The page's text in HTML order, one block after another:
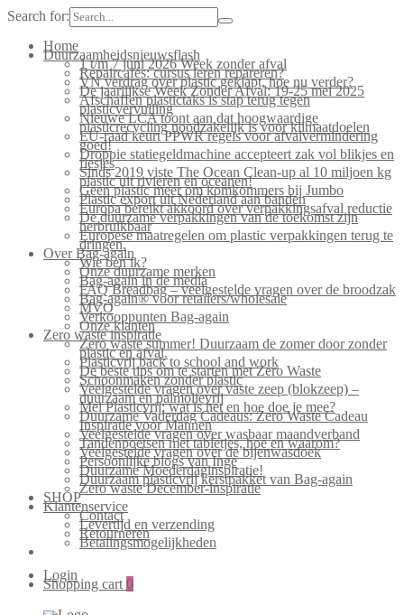
Search for:
Home
Duurzaamheidsnieuwsflash
1 t/m 7 juni 2026 Week zonder afval
Repaircafés: cursus leren repareren?
VN verdrag over plastic geklapt, hoe nu verder?
De jaarlijkse Week Zonder Afval: 19-25 mei 2025
Afschaffen plastictaks is stap terug tegen
plasticvervuiling
Nieuwe LCA toont aan dat hoogwaardige
plasticrecycling noodzakelijk is voor klimaatdoelen
EU-raad keurt PPWR regels voor afvalvermindering
goed!
Droppie statiegeldmachine accepteert zak vol blikjes en
flesjes
Sinds 2019 viste The Ocean Clean-up al 10 miljoen kg
plastic uit rivieren en oceanen!
Geen plastic meer om komkommers bij Jumbo
Plastic export uit Nederland aan banden
Europa bereikt akkoord over verpakkingsafval reductie
De duurzame verpakkingen van de toekomst zijn
herbruikbaar
Europese maatregelen om plastic verpakkingen terug te
dringen.
Over Bag-again
Wie ben ik?
Onze duurzame merken
Bag-again in de media
FAQ Breadbag – veelgestelde vragen over de broodzak
Bag-again® voor retailers/wholesale
MVO
Verkooppunten Bag-again
Onze klanten
Zero waste inspiratie
Zero waste summer! Duurzaam de zomer door zonder
plastic en afval.
Plasticvrij back to school and work
De beste tips om te starten met Zero Waste
Schoonmaken zonder plastic
Veelgestelde vragen over vaste zeep (blokzeep) –
duurzaam en palmolievrij
Mei Plasticvrij: wat is het en hoe doe je mee?
Duurzame Vaderdag Cadeaus: Zero Waste Cadeau
Inspiratie voor Mannen
Veelgestelde vragen over wasbaar maandverband
Tandenpoetsen met tabletjes, hoe en waarom?
Veelgestelde vragen over de bijenwasdoek
Persoonlijke blogs van Inge
Duurzame Moederdaginspiratie!
Duurzaam plasticvrij kerstpakket van Bag-again
Zero waste December-inspiratie
SHOP
Klantenservice
Contact
Levertijd en verzending
Retourneren
Betalingsmogelijkheden
Login
Shopping cart 0